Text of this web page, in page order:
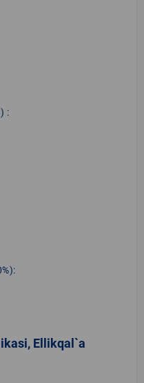
:
Ellikqal`a